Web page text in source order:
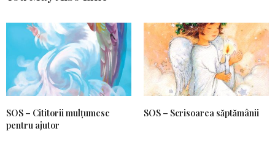
SOS – Cititorii mulțumesc
pentru ajutor
SOS – Scrisoarea săptămânii